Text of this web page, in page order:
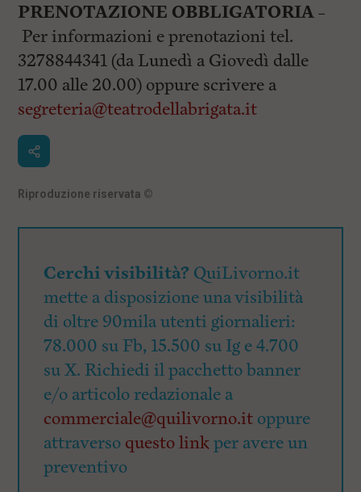
PRENOTAZIONE OBBLIGATORIA –
Per informazioni e prenotazioni tel.
3278844341 (da Lunedì a Giovedì dalle
17.00 alle 20.00) oppure scrivere a
segreteria@teatrodellabrigata.it
Riproduzione riservata ©
Cerchi visibilità? QuiLivorno.it
mette a disposizione una visibilità
di oltre 90mila utenti giornalieri:
78.000 su Fb, 15.500 su Ig e 4.700
su X. Richiedi il pacchetto banner
e/o articolo redazionale a
commerciale@quilivorno.it oppure
attraverso questo linkper avere un
preventivo